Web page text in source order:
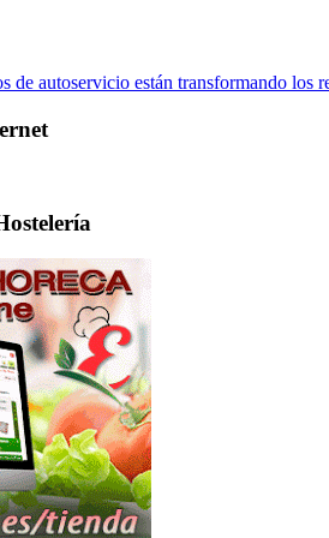
de autoservicio están transformando los